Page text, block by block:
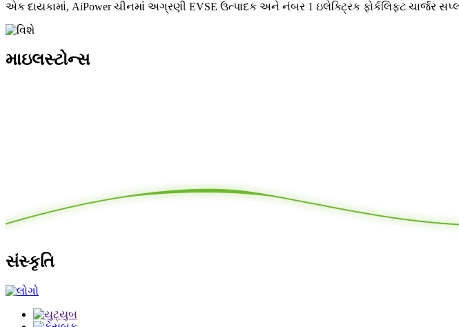
એક દાયકામાં, AiPower ચીનમાં અગ્રણી EVSE ઉત્પાદક અને નંબર 1 ઇલેક્ટ્રિક ફોર્કલિફ્ટ
માઇલસ્ટોન્સ
સંસ્કૃતિ